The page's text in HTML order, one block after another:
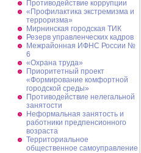
Противодействие коррупции
«Профилактика экстремизма и
терроризма»
Мирнинская городская ТИК
Резерв управленческих кадров
Межрайонная ИФНС России №
6
«Охрана труда»
Приоритетный проект
«Формирование комфортной
городской среды»
Противодействие нелегальной
занятости
Неформальная занятость и
работники предпенсионного
возраста
Территориальное
общественное самоуправление